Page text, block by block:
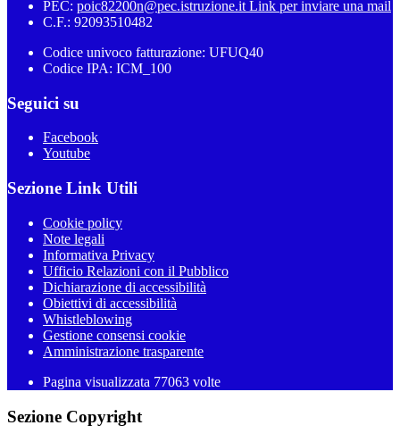
PEC: poic82200n@pec.istruzione.it Link per inviare una mail
C.F.: 92093510482
Codice univoco fatturazione: UFUQ40
Codice IPA: ICM_100
Seguici su
Facebook
Youtube
Sezione Link Utili
Cookie policy
Note legali
Informativa Privacy
Ufficio Relazioni con il Pubblico
Dichiarazione di accessibilità
Obiettivi di accessibilità
Whistleblowing
Gestione consensi cookie
Amministrazione trasparente
Pagina visualizzata 77063 volte
Sezione Copyright